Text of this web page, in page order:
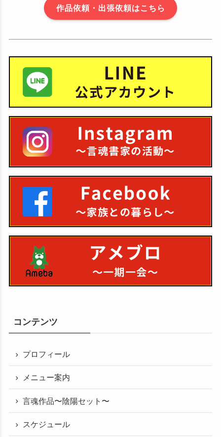
作品依頼・出張依頼はこちら
コンテンツ
プロフィール
メニュー案内
言魂作品〜陰陽セット〜
スケジュール